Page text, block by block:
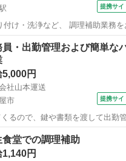
提携サイ
け・洗浄など、 調理補助業務を
理経験者まで、 さまざまな経歴
戸田駅 その他
員・出勤管理および簡単な
5,000円
社山本運送
市
提携サイ
るので、鍵や書類を渡して出勤管
しっかりと教えますので安心し
をパソコンにて打ち込み作業をし
〜可能。...
その他
食堂での調理補助
1,140円